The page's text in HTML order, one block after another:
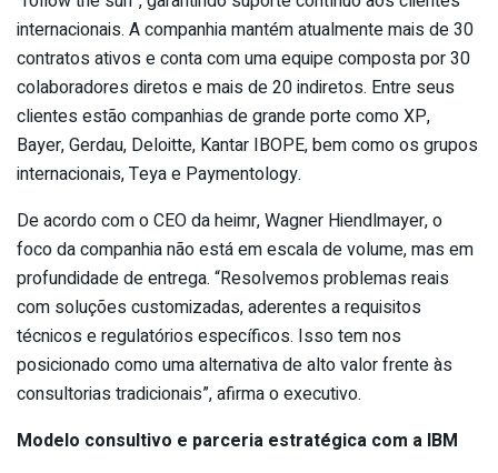
internacionais. A companhia mantém atualmente mais de 30
contratos ativos e conta com uma equipe composta por 30
colaboradores diretos e mais de 20 indiretos. Entre seus
clientes estão companhias de grande porte como XP,
Bayer, Gerdau, Deloitte, Kantar IBOPE, bem como os grupos
internacionais, Teya e Paymentology.
De acordo com o CEO da heimr, Wagner Hiendlmayer, o
foco da companhia não está em escala de volume, mas em
profundidade de entrega. “Resolvemos problemas reais
com soluções customizadas, aderentes a requisitos
técnicos e regulatórios específicos. Isso tem nos
posicionado como uma alternativa de alto valor frente às
consultorias tradicionais”, afirma o executivo.
Modelo consultivo e parceria estratégica com a IBM